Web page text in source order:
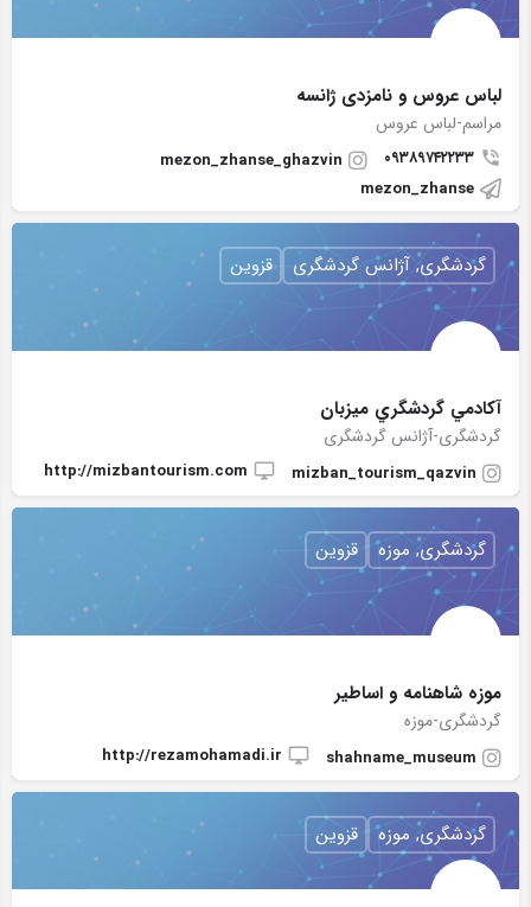
لباس عروس و نامزدی ژانسه
مراسم-لباس عروس
۰۹۳۸۹۷۴۲۲۳۳
mezon_zhanse_ghazvin
mezon_zhanse
آكادمي گردشگري ميزبان
گردشگری-آژانس گردشگری
mizban_tourism_qazvin
http://mizbantourism.com
گردشگری, آژانس گردشگری قزوین
موزه شاهنامه و اساطیر
گردشگری-موزه
shahname_museum
http://rezamohamadi.ir
گردشگری, موزه قزوین
گردشگری, موزه قزوین